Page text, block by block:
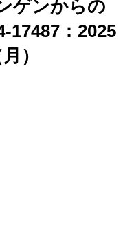
ゲンからの
17487：2025
）